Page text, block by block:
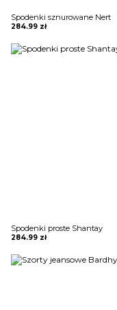
Spodenki sznurowane Nert
284.99 zł
Spodenki proste Shantay
284.99 zł